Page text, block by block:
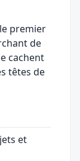
premier
de
cachent
têtes de
et